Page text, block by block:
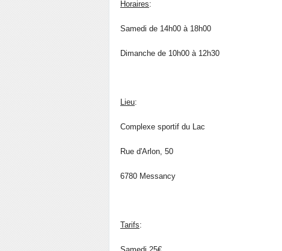
Horaires:
Samedi de 14h00 à 18h00
Dimanche de 10h00 à 12h30
Lieu:
Complexe sportif du Lac
Rue d'Arlon, 50
6780 Messancy
Tarifs: